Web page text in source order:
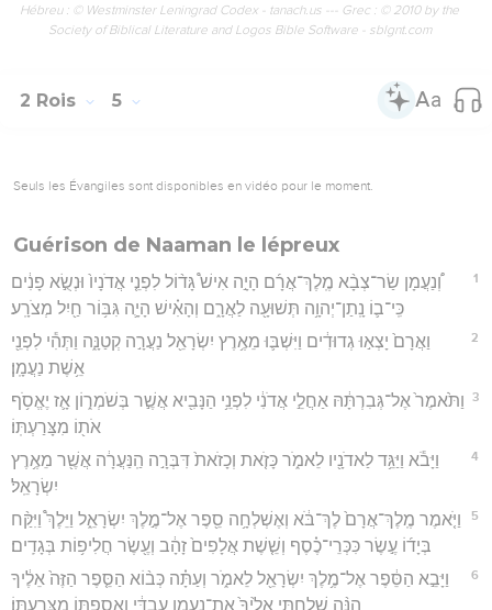
Hébreu : © Westminster Leningrad Codex - tanach.us --- Grec : © 2010 by the
Society of Biblical Literature and Logos Bible Software - sblgnt.com
2 Rois 5
Seuls les Évangiles sont disponibles en vidéo pour le moment.
Guérison de Naaman le lépreux
1
וְ֠נַעֲמָן שַׂר־צְבָ֨א מֶֽלֶךְ־אֲרָ֜ם הָיָ֣ה אִישׁ֩ גָּד֨וֹל לִפְנֵ֤י אֲדֹנָיו֙ וּנְשֻׂ֣א פָנִ֔ים
כִּֽי־ב֛וֹ נָֽתַן־יְהוָ֥ה תְּשׁוּעָ֖ה לַאֲרָ֑ם וְהָאִ֗ישׁ הָיָ֛ה גִּבּ֥וֹר חַ֖יִל מְצֹרָֽע׃
2
וַאֲרָם֙ יָצְא֣וּ גְדוּדִ֔ים וַיִּשְׁבּ֛וּ מֵאֶ֥רֶץ יִשְׂרָאֵ֖ל נַעֲרָ֣ה קְטַנָּ֑ה וַתְּהִ֕י לִפְנֵ֖י
אֵ֥שֶׁת נַעֲמָֽן׃
3
וַתֹּ֙אמֶר֙ אֶל־גְּבִרְתָּ֔הּ אַחֲלֵ֣י אֲדֹנִ֔י לִפְנֵ֥י הַנָּבִ֖יא אֲשֶׁ֣ר בְּשֹׁמְר֑וֹן אָ֛ז יֶאֱסֹ֥ף
אֹת֖וֹ מִצָּרַעְתּֽוֹ׃
4
וַיָּבֹ֕א וַיַּגֵּ֥ד לַאדֹנָ֖יו לֵאמֹ֑ר כָּזֹ֤את וְכָזֹאת֙ דִּבְּרָ֣ה הַֽנַּעֲרָ֔ה אֲשֶׁ֖ר מֵאֶ֥רֶץ
יִשְׂרָאֵֽל׃
5
וַיֹּ֤אמֶר מֶֽלֶךְ־אֲרָם֙ לֶךְ־בֹּ֔א וְאֶשְׁלְחָ֥ה סֵ֖פֶר אֶל־מֶ֣לֶךְ יִשְׂרָאֵ֑ל וַיֵּלֶךְ֩ וַיִּקַּ֨ח
בְּיָד֜וֹ עֶ֣שֶׂר כִּכְּרֵי־כֶ֗סֶף וְשֵׁ֤שֶׁת אֲלָפִים֙ זָהָ֔ב וְעֶ֖שֶׂר חֲלִיפ֥וֹת בְּגָדִֽים׃
6
וַיָּבֵ֣א הַסֵּ֔פֶר אֶל־מֶ֥לֶךְ יִשְׂרָאֵ֖ל לֵאמֹ֑ר וְעַתָּ֗ה כְּב֨וֹא הַסֵּ֤פֶר הַזֶּה֙ אֵלֶ֔יךָ
הִנֵּ֨ה שָׁלַ֤חְתִּי אֵלֶ֙יךָ֙ אֶת־נַעֲמָ֣ן עַבְדִּ֔י וַאֲסַפְתּ֖וֹ מִצָּרַעְתּֽוֹ׃